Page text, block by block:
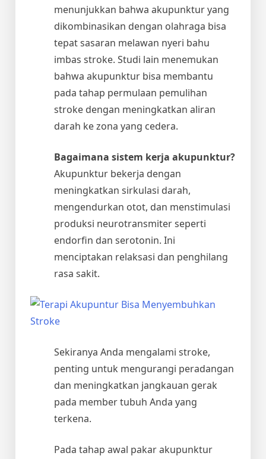
menunjukkan bahwa akupunktur yang
dikombinasikan dengan olahraga bisa
tepat sasaran melawan nyeri bahu
imbas stroke. Studi lain menemukan
bahwa akupunktur bisa membantu
pada tahap permulaan pemulihan
stroke dengan meningkatkan aliran
darah ke zona yang cedera.
Bagaimana sistem kerja akupunktur?
Akupunktur bekerja dengan
meningkatkan sirkulasi darah,
mengendurkan otot, dan menstimulasi
produksi neurotransmiter seperti
endorfin dan serotonin. Ini
menciptakan relaksasi dan penghilang
rasa sakit.
Sekiranya Anda mengalami stroke,
penting untuk mengurangi peradangan
dan meningkatkan jangkauan gerak
pada member tubuh Anda yang
terkena.
Pada tahap awal pakar akupunktur